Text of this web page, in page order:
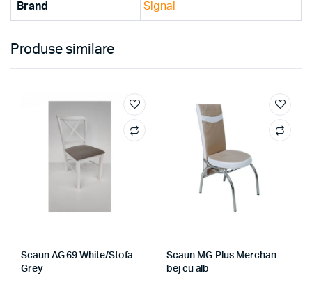
Brand Signal
Produse similare
Scaun AG 69 White/Stofa
Grey
Scaun MG-Plus Merchan
bej cu alb